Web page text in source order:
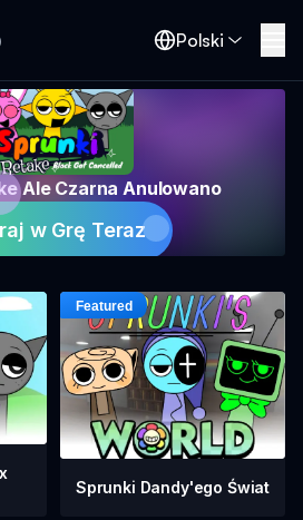
Polski
Ale Czarna Anulowano
w Grę Teraz
Sprunki Dandy'ego Świat